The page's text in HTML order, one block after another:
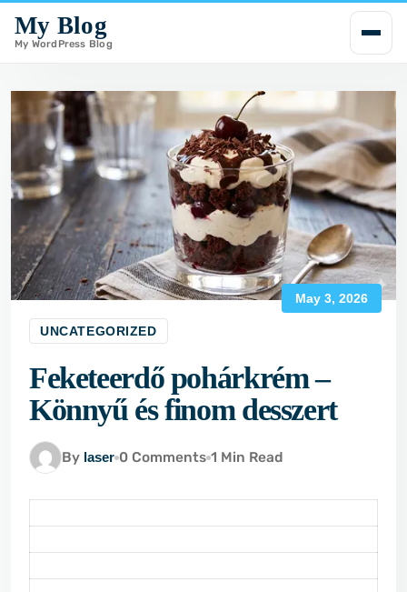
i
p
o
c
o
n
t
n
My Blog
My WordPress Blog
May 3, 2026
UNCATEGORIZED
Feketeerdő pohárkrém –
Könnyű és finom desszert
By laser 0 Comments 1 Min Read